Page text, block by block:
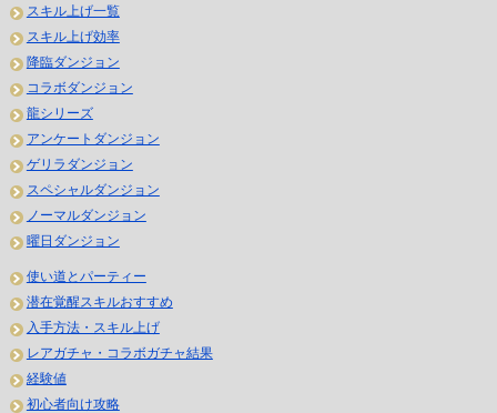
スキル上げ一覧
スキル上げ効率
降臨ダンジョン
コラボダンジョン
龍シリーズ
アンケートダンジョン
ゲリラダンジョン
スペシャルダンジョン
ノーマルダンジョン
曜日ダンジョン
使い道とパーティー
潜在覚醒スキルおすすめ
入手方法・スキル上げ
レアガチャ・コラボガチャ結果
経験値
初心者向け攻略